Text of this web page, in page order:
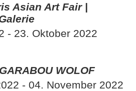
Asian Art Fair |
- 23. Oktober 2022
WOLOF
- 04. November 2022